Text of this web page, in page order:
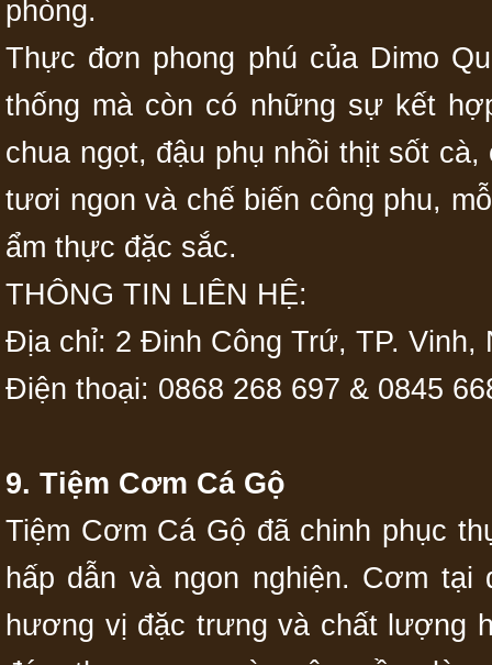
phòng.
Thực đơn phong phú của Dimo
thống mà còn có những sự kết
chua ngọt, đậu phụ nhồi thịt sốt
tươi ngon và chế biến công phu,
ẩm thực đặc sắc.
THÔNG TIN LIÊN HỆ:
Địa chỉ: 2 Đinh Công Trứ, TP. Vinh,
Điện thoại: 0868 268 697 & 0845
9. Tiệm Cơm Cá Gộ
Tiệm Cơm Cá Gộ đã chinh phục
hấp dẫn và ngon nghiện. Cơm
hương vị đặc trưng và chất lượng